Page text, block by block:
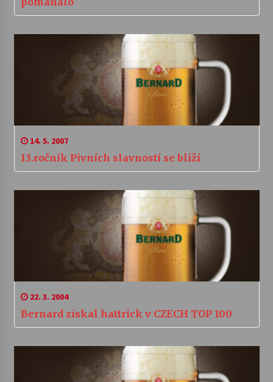
14. 5. 2007
13.ročník Pivních slavností se blíží
22. 3. 2004
Bernard získal hattrick v CZECH TOP 100